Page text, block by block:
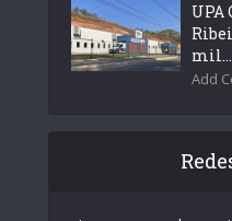
UPA
mil...
Add